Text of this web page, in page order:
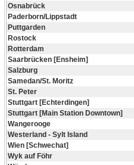
Osnabrück
Paderborn/Lippstadt
Puttgarden
Rostock
Rotterdam
Saarbrücken [Ensheim]
Salzburg
Samedan/St. Moritz
St. Peter
Stuttgart [Echterdingen]
Stuttgart [Main Station Downtown]
Wangerooge
Westerland - Sylt Island
Wien [Schwechat]
Wyk auf Föhr